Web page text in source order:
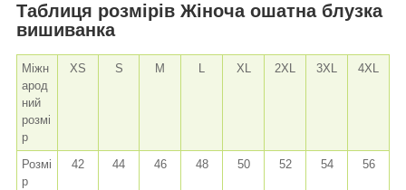
Таблиця розмірів Жіноча ошатна блузка
вишиванка
Міжн
арод
ний
розмі
р
XS S M L XL 2XL 3XL 4XL
Розмі
р
42 44 46 48 50 52 54 56